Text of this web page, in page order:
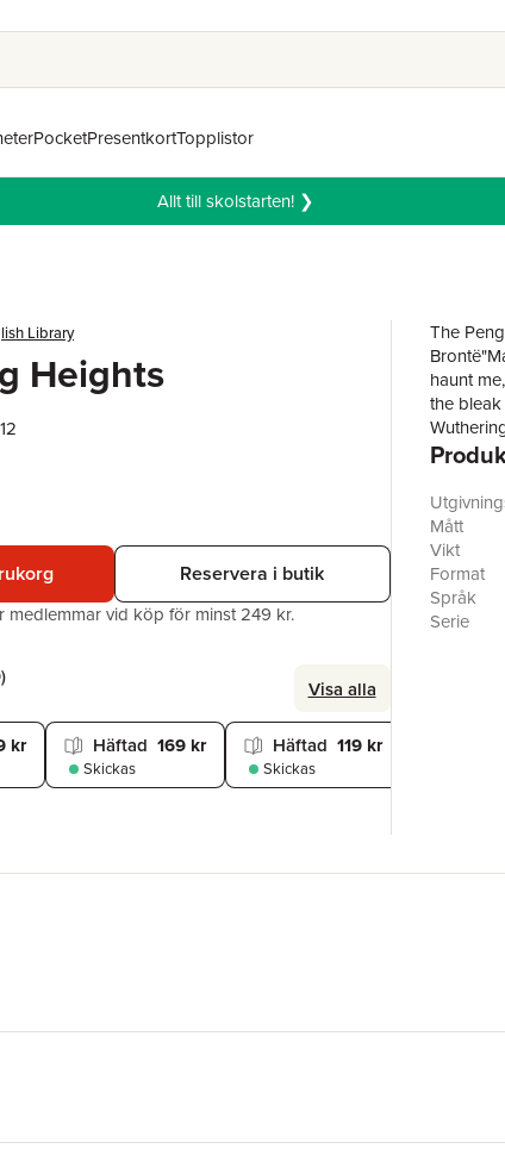
PocketPresentkortTopplistor
Allt till skolstarten! ❯
Library
Heights
Reservera i butik
medlemmar vid köp för minst 249 kr.
) Visa alla
kr Häftad 169 kr
Skickas
Häftad 119 kr
Skickas
The
haunt
the
history
struggle
100
and the
Mått
Vikt
Format
Språk
Serie